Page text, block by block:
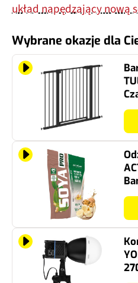
układ napędzający nową
Wybrane okazje dla